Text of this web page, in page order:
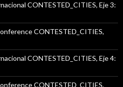
CONTESTED_CITIES, Eje 3:
CONTESTED_CITIES,
CONTESTED_CITIES, Eje 4:
CONTESTED_CITIES,